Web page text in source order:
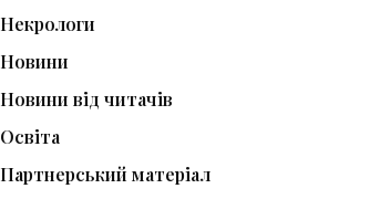
Некрологи
Новини
Новини від читачів
Освіта
Партнерський матеріал